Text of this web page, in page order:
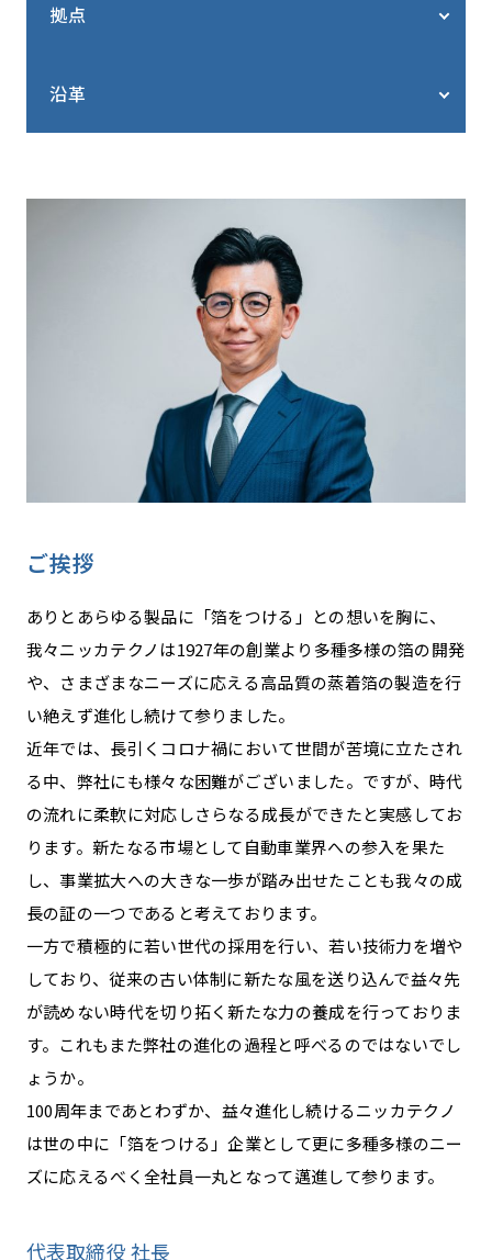
拠点
沿革
ご挨拶
ありとあらゆる製品に「箔をつける」との想いを胸に、
我々ニッカテクノは1927年の創業より多種多様の箔の開発
や、さまざまなニーズに応える高品質の蒸着箔の製造を行
い絶えず進化し続けて参りました。
近年では、長引くコロナ禍において世間が苦境に立たされ
る中、弊社にも様々な困難がございました。ですが、時代
の流れに柔軟に対応しさらなる成長ができたと実感してお
ります。新たなる市場として自動車業界への参入を果た
し、事業拡大への大きな一歩が踏み出せたことも我々の成
長の証の一つであると考えております。
一方で積極的に若い世代の採用を行い、若い技術力を増や
しており、従来の古い体制に新たな風を送り込んで益々先
が読めない時代を切り拓く新たな力の養成を行っておりま
す。これもまた弊社の進化の過程と呼べるのではないでし
ょうか。
100周年まであとわずか、益々進化し続けるニッカテクノ
は世の中に「箔をつける」企業として更に多種多様のニー
ズに応えるべく全社員一丸となって邁進して参ります。
代表取締役 社長